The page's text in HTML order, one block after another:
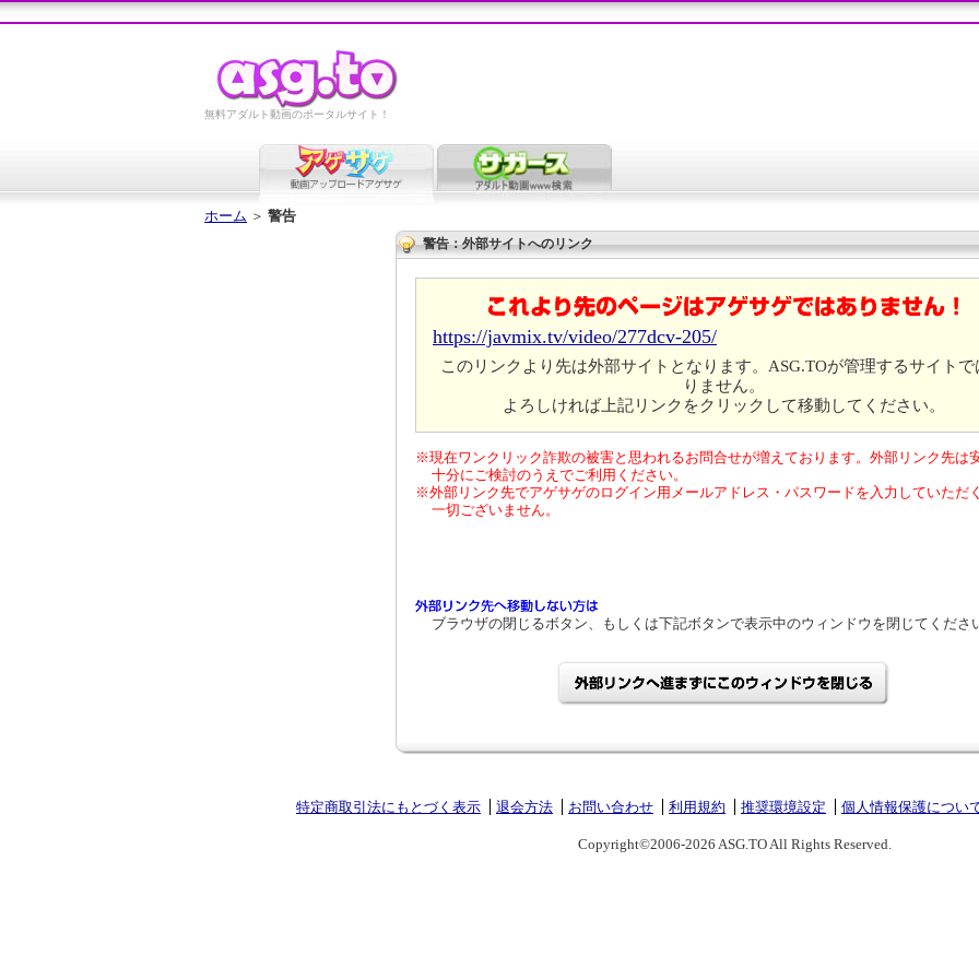
無料アダルト動画のポータルサイト！
ホーム ＞ 警告
警告：外部サイトへのリンク
https://javmix.tv/video/277dcv-205/
このリンクより先は外部サイトとなります。ASG.TOが管理するサイトで
りません。
よろしければ上記リンクをクリックして移動してください。
※現在ワンクリック詐欺の被害と思われるお問合せが増えております。外部リンク先は
十分にご検討のうえでご利用ください。
※外部リンク先でアゲサゲのログイン用メールアドレス・パスワードを入力していただ
一切ございません。
ブラウザの閉じるボタン、もしくは下記ボタンで表示中のウィンドウを閉じてくださ
特定商取引法にもとづく表示 退会方法 お問い合わせ 利用規約 推奨環境設定 個人情報保護につい
Copyright©2006-2026 ASG.TO All Rights Reserved.